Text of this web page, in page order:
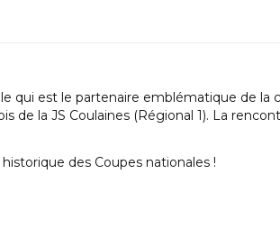
qui est le partenaire emblématique de la
de la JS Coulaines (Régional 1). La
des Coupes nationales !